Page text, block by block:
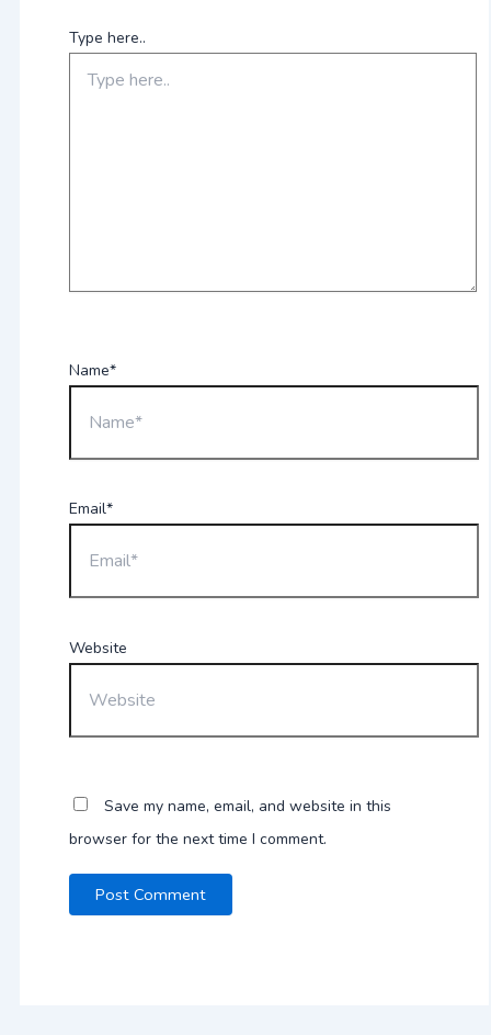
Type here..
Name*
Email*
Website
Save my name, email, and website in this
browser for the next time I comment.